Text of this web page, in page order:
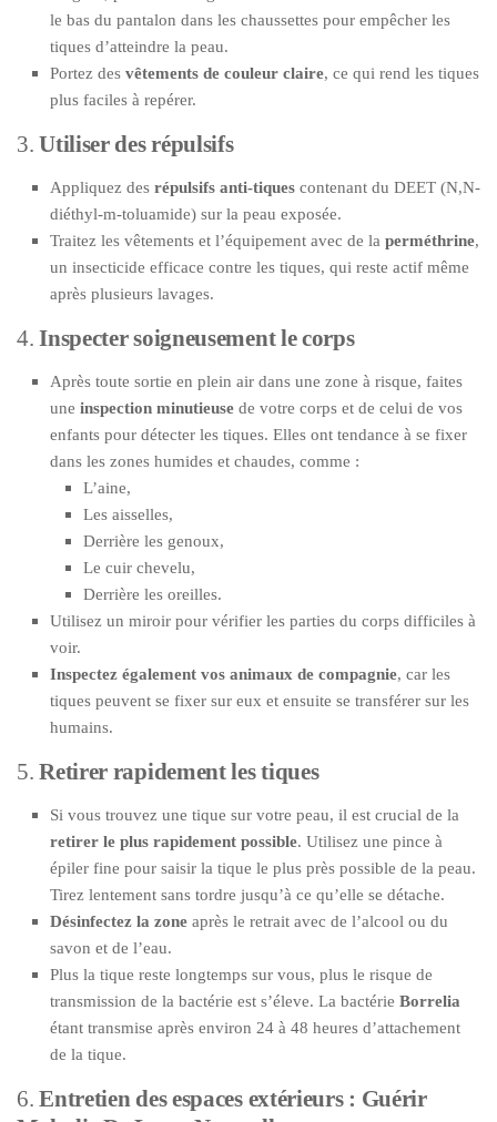
le bas du pantalon dans les chaussettes pour empêcher les
tiques d’atteindre la peau.
Portez des vêtements de couleur claire, ce qui rend les tiques
plus faciles à repérer.
3.Utiliser des répulsifs
Appliquez des répulsifs anti-tiques contenant du DEET (N,N-
diéthyl-m-toluamide) sur la peau exposée.
Traitez les vêtements et l’équipement avec de la perméthrine,
un insecticide efficace contre les tiques, qui reste actif même
après plusieurs lavages.
4.Inspecter soigneusement le corps
Après toute sortie en plein air dans une zone à risque, faites
une inspection minutieuse de votre corps et de celui de vos
enfants pour détecter les tiques. Elles ont tendance à se fixer
dans les zones humides et chaudes, comme :
L’aine,
Les aisselles,
Derrière les genoux,
Le cuir chevelu,
Derrière les oreilles.
Utilisez un miroir pour vérifier les parties du corps difficiles à
voir.
Inspectez également vos animaux de compagnie, car les
tiques peuvent se fixer sur eux et ensuite se transférer sur les
humains.
5.Retirer rapidement les tiques
Si vous trouvez une tique sur votre peau, il est crucial de la
retirer le plus rapidement possible. Utilisez une pince à
épiler fine pour saisir la tique le plus près possible de la peau.
Tirez lentement sans tordre jusqu’à ce qu’elle se détache.
Désinfectez la zone après le retrait avec de l’alcool ou du
savon et de l’eau.
Plus la tique reste longtemps sur vous, plus le risque de
transmission de la bactérie est s’éleve. La bactérie Borrelia
étant transmise après environ 24 à 48 heures d’attachement
de la tique.
6.Entretien des espaces extérieurs : Guérir